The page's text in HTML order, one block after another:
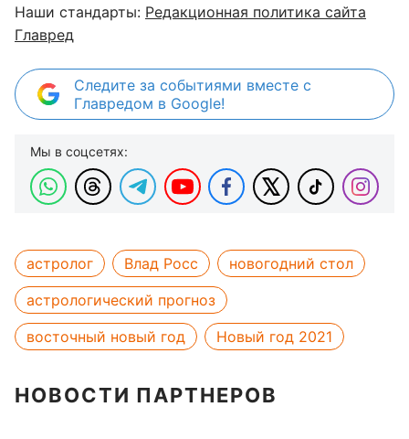
Наши стандарты: Редакционная политика сайта
Главред
Следите за событиями вместе с
Главредом в Google!
Мы в соцсетях:
астролог Влад Росс
новогодний стол
астрологический прогноз
восточный новый год
Новый год 2021
НОВОСТИ ПАРТНЕРОВ